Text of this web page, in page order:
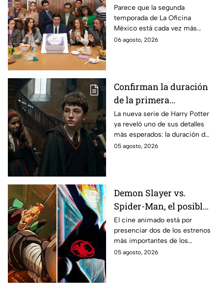
temporada 2 y un
detalle desata teorías
entre los fans
Parece que la segunda
temporada de La Oficina
México está cada vez más
cerca, pues el elenco ya se
06 agosto, 2026
Confirman la duración
de la primera
temporada de Harry
Potter y emocionará a
los fans de los libros
La nueva serie de Harry Potter
ya reveló uno de sus detalles
más esperados: la duración de
la primera temporada basada
05 agosto, 2026
Demon Slayer vs.
Spider-Man, el posible
gran enfrentamiento
en taquilla del 2027
El cine animado está por
presenciar dos de los estrenos
más importantes de los
últimos años.
05 agosto, 2026